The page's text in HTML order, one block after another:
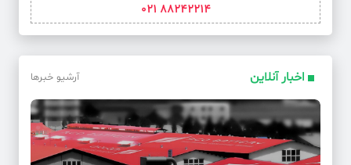
88242214 021
اخبار آنلاین آرشیو خبرها